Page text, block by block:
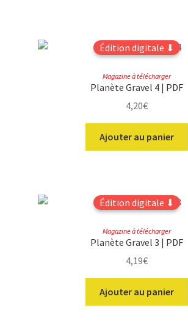
Édition digitale ⬇
Magazine à télécharger
Planète Gravel 4 | PDF
4,20€
Ajouter au panier
Édition digitale ⬇
Magazine à télécharger
Planète Gravel 3 | PDF
4,19€
Ajouter au panier